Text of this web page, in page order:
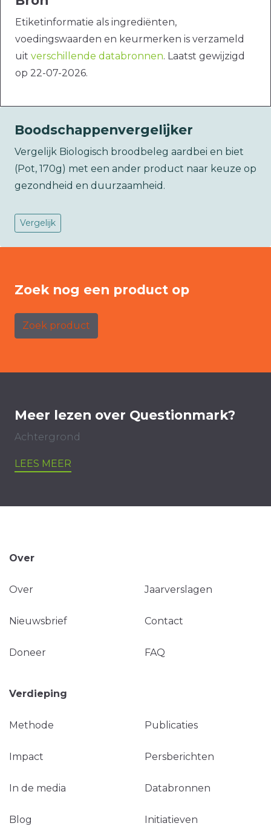
Etiketinformatie als ingrediënten,
voedingswaarden en keurmerken is verzameld
uit verschillende databronnen. Laatst gewijzigd
op 22-07-2026.
Boodschappenvergelijker
Vergelijk Biologisch broodbeleg aardbei en biet
(Pot, 170g) met een ander product naar keuze op
gezondheid en duurzaamheid.
Vergelijk
Zoek nog een product op
Zoek product
Meer lezen over Questionmark?
Achtergrond
LEES MEER
Over
Over Jaarverslagen
Nieuwsbrief Contact
Doneer FAQ
Verdieping
Methode Publicaties
Impact Persberichten
In de media Databronnen
Blog Initiatieven